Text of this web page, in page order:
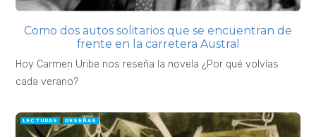
Como dos autos solitarios que se encuentran de
frente en la carretera Austral
Hoy Carmen Uribe nos reseña la novela ¿Por qué volvías
cada verano?
LECTURAS RESEÑAS